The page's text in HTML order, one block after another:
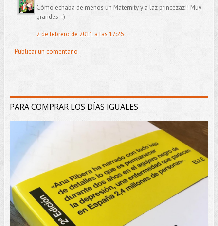
Cómo echaba de menos un Maternity y a laz princezaz!! Muy
grandes =)
2 de febrero de 2011 a las 17:26
Publicar un comentario
PARA COMPRAR LOS DÍAS IGUALES